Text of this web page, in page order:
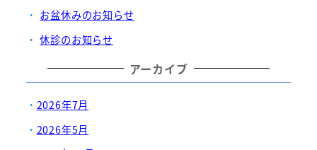
お盆休みのお知らせ
休診のお知らせ
アーカイブ
2026年7月
2026年5月